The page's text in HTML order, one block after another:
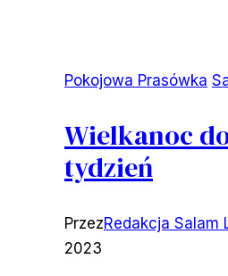
Pokojowa Prasówka
Wielkanoc
tydzień
PrzezRedakcja Salam
2023